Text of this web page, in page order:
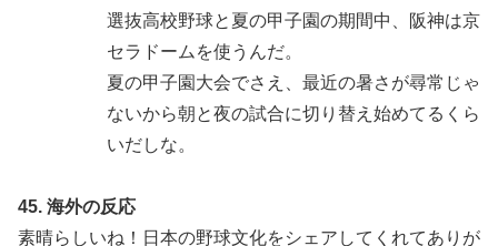
選抜高校野球と夏の甲子園の期間中、阪神は京
セラドームを使うんだ。
夏の甲子園大会でさえ、最近の暑さが尋常じゃ
ないから朝と夜の試合に切り替え始めてるくら
いだしな。
45. 海外の反応
素晴らしいね！日本の野球文化をシェアしてくれてありが